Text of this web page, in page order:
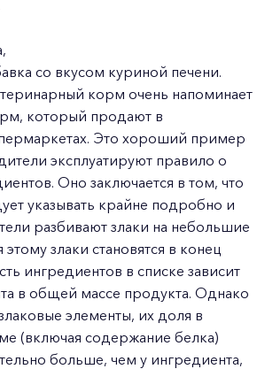
со вкусом куриной печени.
корм очень напоминает
который продают в
Это хороший пример
эксплуатируют правило о
Оно заключается в том, что
указывать крайне подробно и
разбивают злаки на небольшие
злаки становятся в конец
ингредиентов в списке зависит
в общей массе продукта. Однако
элементы, их доля в
(включая содержание белка)
больше, чем у ингредиента,